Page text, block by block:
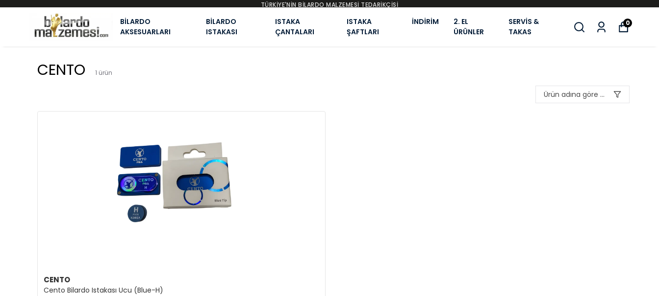
TÜRKİYE'NİN BİLARDO MALZEMESİ TEDARİKÇİSİ
BİLARDO
AKSESUARLARI
BİLARDO
ISTAKASI
ISTAKA
ÇANTALARI
ISTAKA
ŞAFTLARI
İNDİRİM
2. EL
ÜRÜNLER
SERVİS &
TAKAS
0
CENTO 1 ürün
Ürün adına göre A-Z
CENTO
Cento Bilardo Istakası Ucu (Blue-H)